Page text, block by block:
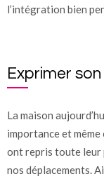
l’intégration bien
Exprimer
La maison
importance et même
ont repris toute leur
nos déplacements.